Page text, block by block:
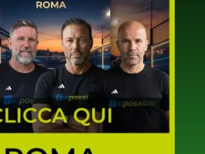
SCOPRI DI PIÙ